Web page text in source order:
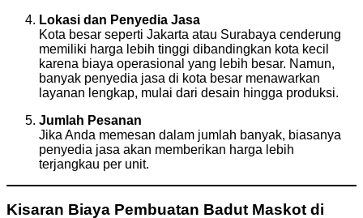
Lokasi dan Penyedia Jasa
Kota besar seperti Jakarta atau Surabaya cenderung
memiliki harga lebih tinggi dibandingkan kota kecil
karena biaya operasional yang lebih besar. Namun,
banyak penyedia jasa di kota besar menawarkan
layanan lengkap, mulai dari desain hingga produksi.
Jumlah Pesanan
Jika Anda memesan dalam jumlah banyak, biasanya
penyedia jasa akan memberikan harga lebih
terjangkau per unit.
Kisaran Biaya Pembuatan Badut Maskot di